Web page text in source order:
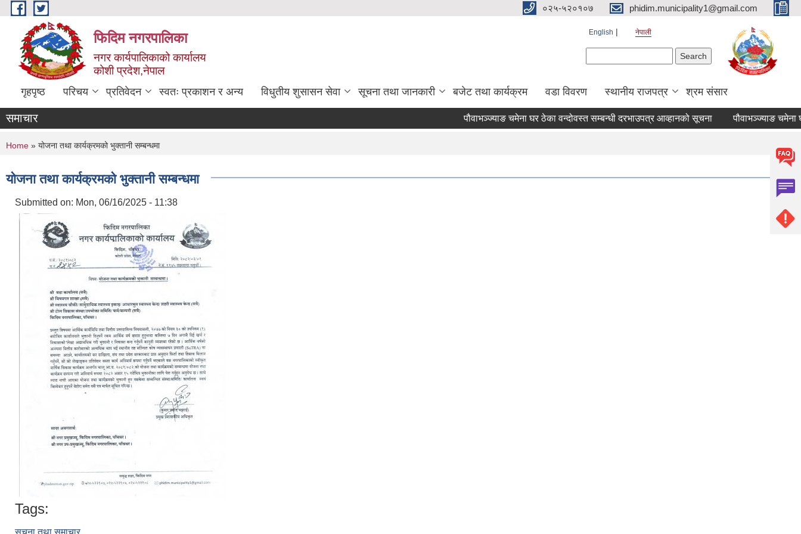
Skip to main content ०२५-५२०१०७ phidim.municipality1@gmail.com
फिदिम नगरपालिका
नगर कार्यपालिकाको कार्यालय
कोशी प्रदेश,नेपाल
English नेपाली
गृहपृष्ठ परिचय प्रतिवेदन स्वतः प्रकाशन र अन्य विधुतीय शुसासन सेवा सूचना तथा जानकारी बजेट तथा कार्यक्रम वडा विवरण स्थानीय राजपत्र श्रम संसार
समाचार पौवाभञ्ज्याङ चमेना घर ठेका वन्दोवस्त सम्बन्धी दरभाउपत्र आव्हानको सूचना पौवाभञ्ज्याङ चमेना
You are here
Home » योजना तथा कार्यक्रमको भुक्तानी सम्बन्धमा
योजना तथा कार्यक्रमको भुक्तानी सम्बन्धमा
Submitted on: Mon, 06/16/2025 - 11:38
Tags:
सूचना तथा समाचार